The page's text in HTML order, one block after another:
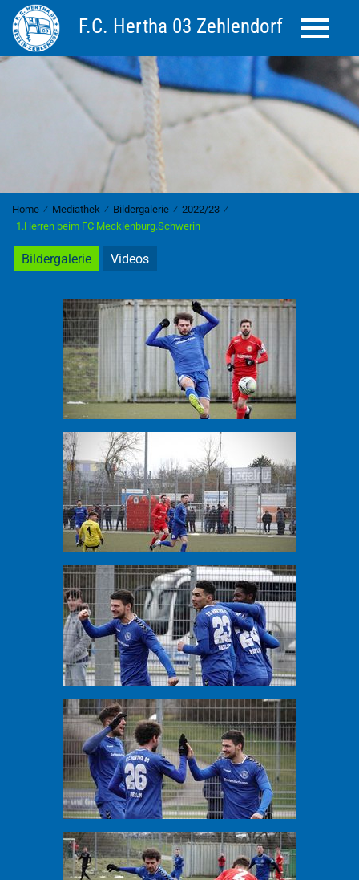
F.C. Hertha 03 Zehlendorf Toggle
Home ⁄ Mediathek ⁄ Bildergalerie ⁄ 2022/23 ⁄
1.Herren beim FC Mecklenburg.Schwerin
Bildergalerie Videos